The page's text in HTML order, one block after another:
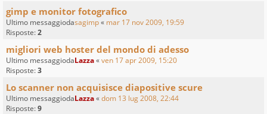
gimp e monitor fotografico
Ultimo messaggiodasagimp« mar 17 nov 2009, 19:59
Risposte:2
migliori web hoster del mondo di adesso
Ultimo messaggiodaLazza«ven 17 apr 2009, 15:20
Risposte:3
Lo scanner non acquisisce diapositive scure
Ultimo messaggiodaLazza«dom 13 lug 2008, 22:44
Risposte:9